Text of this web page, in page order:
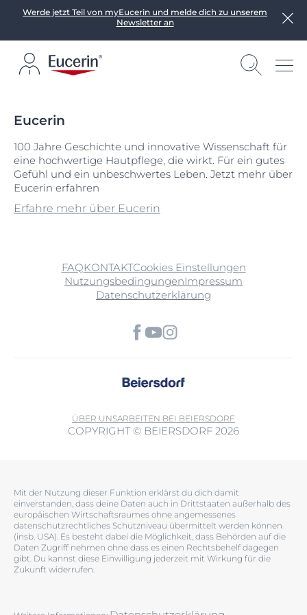
Werde jetzt Teil von myEucerin und melde dich zu unserem
Newsletter an
Eucerin
100 Jahre Geschichte und innovative Wissenschaft für
eine hochwertige Hautpflege, die wirkt. Für ein gutes
Gefühl und ein unbeschwertes Leben. Jetzt mehr über
Eucerin erfahren
Erfahre mehr über Eucerin
FAQKONTAKTCookies Einstellungen
NutzungsbedingungenImpressum
Datenschutzerklärung
ÜBER UNSARBEITEN BEI BEIERSDORF
COPYRIGHT © BEIERSDORF 2026
Mit der Nutzung dieser Funktion erklärst du dich damit
einverstanden, dass deine Daten auch in Drittstaaten außerhalb des
europäischen Wirtschaftsraumes ohne angemessenes
datenschutzrechtliches Schutzniveau übermittelt werden können
(insb. USA). Es besteht dabei die Möglichkeit, dass Behörden auf die
Daten Zugriff nehmen ohne dass es einen Rechtsbehelf dagegen
gibt. Du kannst diese Einwilligung jederzeit mit Wirkung für die
Zukunft widerrufen.